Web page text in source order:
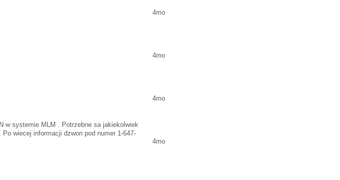
4mo
4mo
4mo
w systemie MLM . Potrzebne sa jakiekolwiek
wiecej informacji dzwon pod numer 1-647-
4mo